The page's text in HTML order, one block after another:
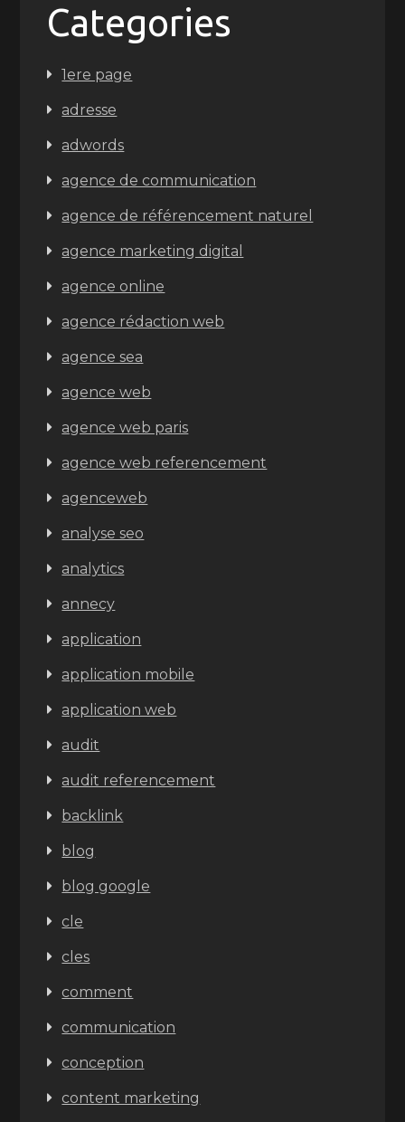
Categories
1ere page
adresse
adwords
agence de communication
agence de référencement naturel
agence marketing digital
agence online
agence rédaction web
agence sea
agence web
agence web paris
agence web referencement
agenceweb
analyse seo
analytics
annecy
application
application mobile
application web
audit
audit referencement
backlink
blog
blog google
cle
cles
comment
communication
conception
content marketing